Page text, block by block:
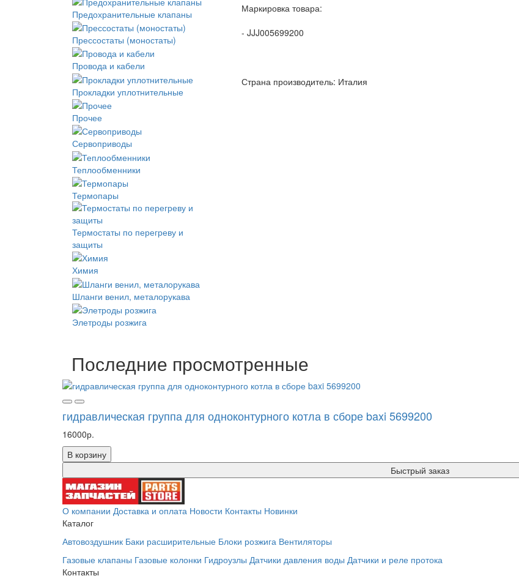
Предохранительные клапаны
Прессостаты (моностаты)
Провода и кабели
Прокладки уплотнительные
Прочее
Сервоприводы
Теплообменники
Термопары
Термостаты по перегреву и
защиты
Химия
Шланги венил, металорукава
Элетроды розжига
Маркировка товара:
- JJJ005699200
Страна производитель: Италия
Последние просмотренные
гидравлическая группа для одноконтурного котла в сборе baxi 5699200
16000р.
В корзину
Быстрый заказ
О компании Доставка и оплата Новости Контакты Новинки
Каталог
Автовоздушник Баки расширительные Блоки розжига Вентиляторы
Газовые клапаны Газовые колонки Гидроузлы Датчики давления воды Датчики и реле протока
Контакты